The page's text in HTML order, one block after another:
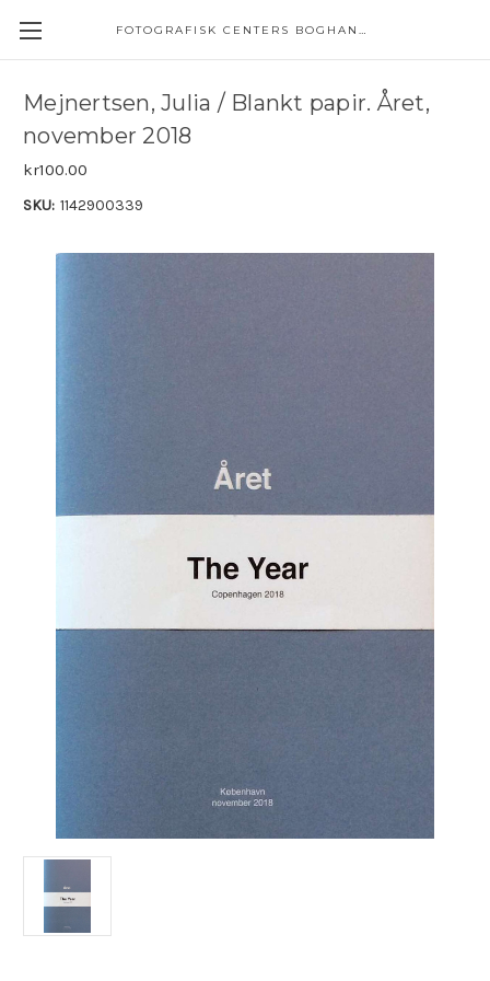
FOTOGRAFISK CENTERS BOGHANDEL
Mejnertsen, Julia / Blankt papir. Året,
november 2018
kr100.00
SKU: 1142900339